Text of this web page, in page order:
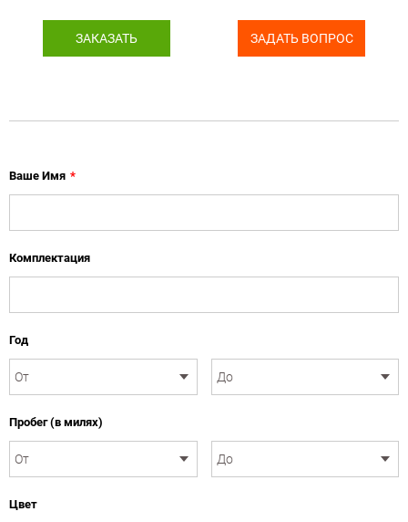
ЗАКАЗАТЬ ЗАДАТЬ ВОПРОС
Ваше Имя *
Комплектация
Год
Пробег (в милях)
Цвет